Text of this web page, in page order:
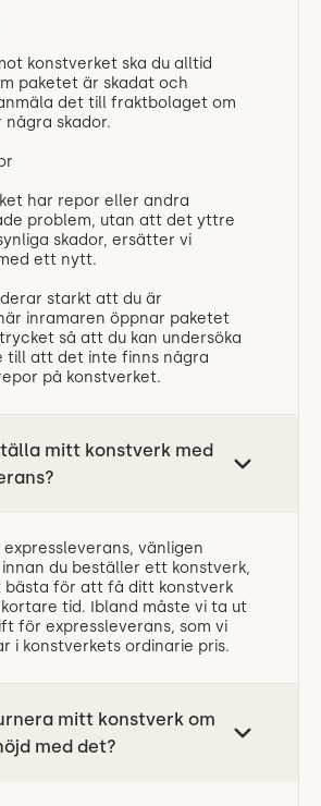
konstverket ska du alltid
paketet är skadat och
det till fraktbolaget om
skador.
har repor eller andra
problem, utan att det yttre
skador, ersätter vi
ett nytt.
starkt att du är
inramaren öppnar paketet
så att du kan undersöka
till att det inte finns några
på konstverket.
mitt konstverk med
expressleverans, vänligen
du beställer ett konstverk,
bästa för att få ditt konstverk
tid. Ibland måste vi ta ut
för expressleverans, som vi
i konstverkets ordinarie pris.
mitt konstverk om
med det?